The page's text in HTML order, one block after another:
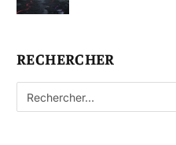
RECHERCHER